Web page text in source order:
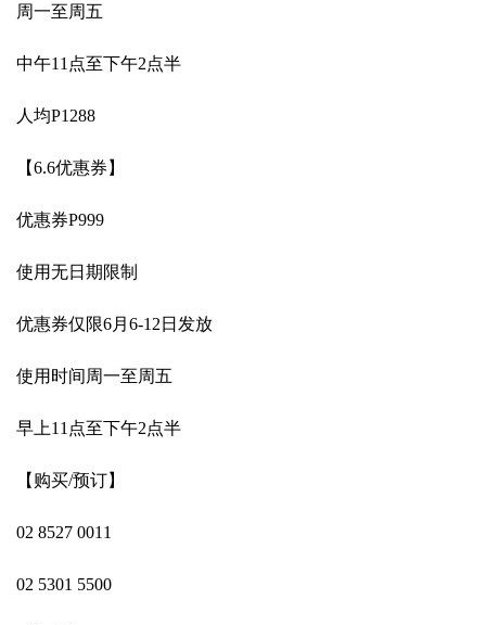
周一至周五
中午11点至下午2点半
人均P1288
【6.6优惠券】
优惠券P999
使用无日期限制
优惠券仅限6月6-12日发放
使用时间周一至周五
早上11点至下午2点半
【购买/预订】
02 8527 0011
02 5301 5500